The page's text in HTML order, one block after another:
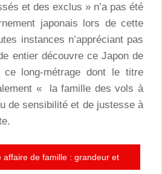
et des exclus » n’a pas été
japonais lors de cette
instances n’appréciant pas
entier découvre ce Japon de
ce long-métrage dont le titre
« la famille des vols à
de sensibilité et de justesse à
affaire de famille : grandeur et